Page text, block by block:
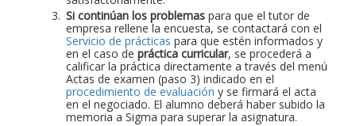
Si continúan los problemas para que el tutor de
empresa rellene la encuesta, se contactará con el
Servicio de prácticas para que estén informados y
en el caso de práctica curricular, se procederá a
calificar la práctica directamente a través del menú
Actas de examen (paso 3) indicado en el
procedimiento de evaluación y se firmará el acta
en el negociado. El alumno deberá haber subido la
memoria a Sigma para superar la asignatura.